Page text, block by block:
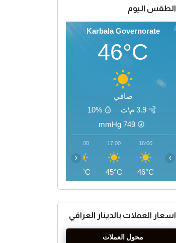
الطقس اليوم
Karbala Governorate
46°C
صافي
3.9 م\ث
10%
749
mmHg
16:00
46°C
17:00
45°C
18:00
44°C
‹ ›
اسعار العملات بالدينار العراقي